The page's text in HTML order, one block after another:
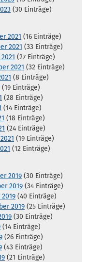
(30 Einträge)
2021 (16 Einträge)
2021 (33 Einträge)
(27 Einträge)
2021 (32 Einträge)
(8 Einträge)
(19 Einträge)
(28 Einträge)
(14 Einträge)
(18 Einträge)
(24 Einträge)
(19 Einträge)
(12 Einträge)
2019 (30 Einträge)
2019 (34 Einträge)
(40 Einträge)
2019 (25 Einträge)
(30 Einträge)
(14 Einträge)
(26 Einträge)
(43 Einträge)
(21 Einträge)